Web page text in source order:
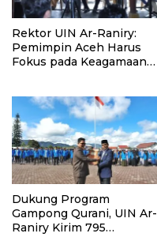
Rektor UIN Ar-Raniry:
Pemimpin Aceh Harus
Fokus pada Keagamaan
Dukung Program
Gampong Qurani, UIN Ar-
Raniry Kirim 795